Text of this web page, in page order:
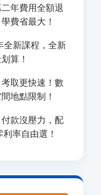
年費用全額退
費省最大！
全新課程，全新
算！
取更快速！數
地點限制！
款沒壓力，配
率自由選！